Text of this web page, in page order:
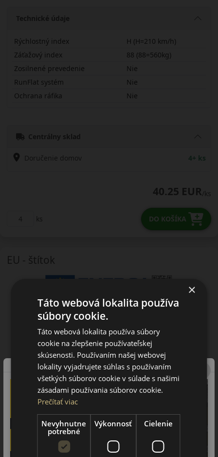
Technické údaje
Rýchlostný index
H (H=210 km/h)
Záťažový index
88 (88=560kg)
Zosilnené prevedenie
Nie
RunFlat systém
Nie
Ochrana ráfika
Nie
Centrálny sklad
Doručenie domov 4+ ks
40.25 EUR/ks
ks DO KOŠÍKA
EU - štítok
×
Táto webová lokalita používa
súbory cookie.
Táto webová lokalita používa súbory
cookie na zlepšenie používateľskej
skúsenosti. Používaním našej webovej
lokality vyjadrujete súhlas s používaním
všetkých súborov cookie v súlade s našimi
zásadami používania súborov cookie.
Prečítať viac
Nevyhnutne
potrebné
Výkonnosť Cielenie